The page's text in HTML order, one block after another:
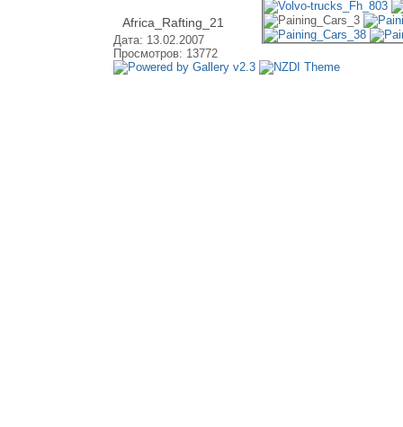
Africa_Rafting_21
Дата: 13.02.2007
Просмотров: 13772